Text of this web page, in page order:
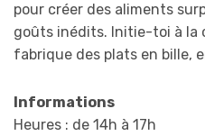
pour créer des aliments
goûts inédits. Initie-toi à la
fabrique des plats en bille,
Informations
Heures : de 14h à 17h